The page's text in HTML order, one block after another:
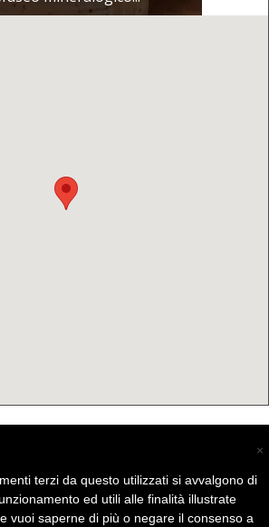
valtellina.com - ×
terzi da questo utilizzati si avvalgono di
ed utili alle finalità illustrate
vuoi saperne di più o negare il consenso a